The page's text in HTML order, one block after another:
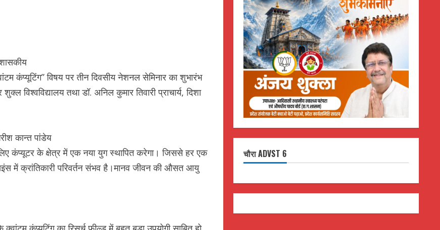
कंप्यूटिंग” विषय पर तीन दिवसीय नेशनल सेमिनार का शुभारंभ
विश्वविद्यालय तथा डॉ. अनिल कुमार तिवारी प्राचार्य, दिशा
कान्त पांडेय
कंप्यूटर के क्षेत्र में एक नया युग स्थापित करेगा। जिससे हर एक
में क्रांतिकारी परिवर्तन संभव है।मानव जीवन की औसत आयु
चौरा ADVST 6